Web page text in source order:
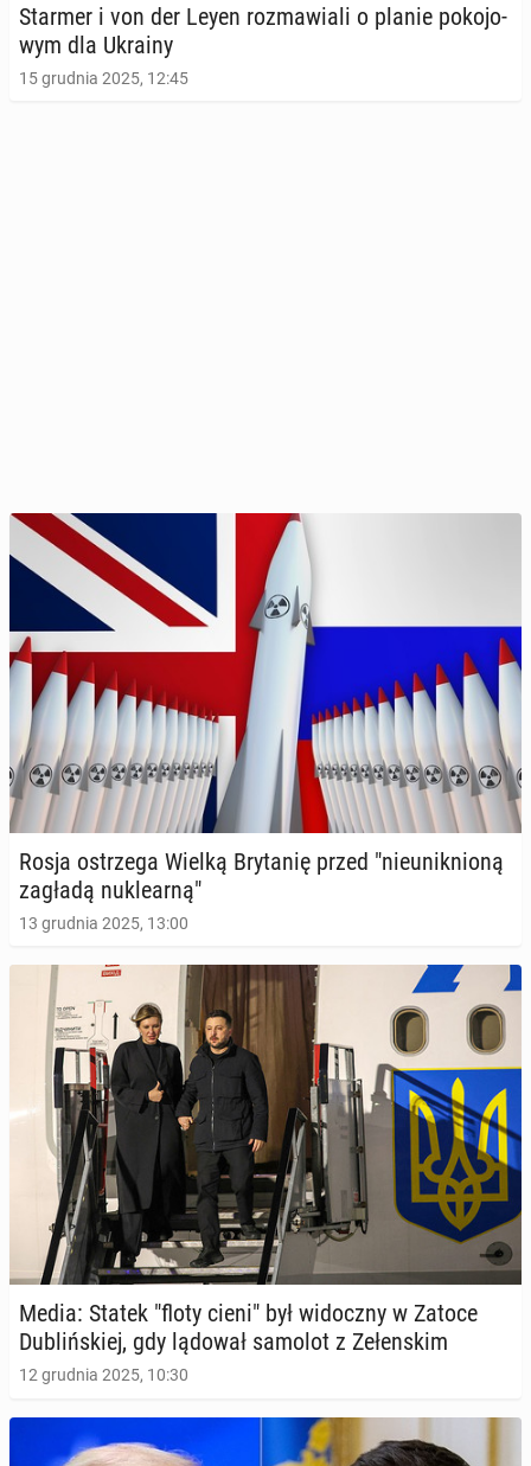
Starmer i von der Leyen roz­ma­wia­li o planie po­ko­jo­
wym dla Ukrainy
15 grudnia 2025, 12:45
Rosja ostrze­ga Wielką Bry­ta­nię przed "nie­unik­nio­ną
zagładą nu­kle­ar­ną"
13 grudnia 2025, 13:00
Media: Statek "floty cieni" był wi­docz­ny w Zatoce
Du­bliń­skiej, gdy lądował samolot z Ze­łen­skim
12 grudnia 2025, 10:30